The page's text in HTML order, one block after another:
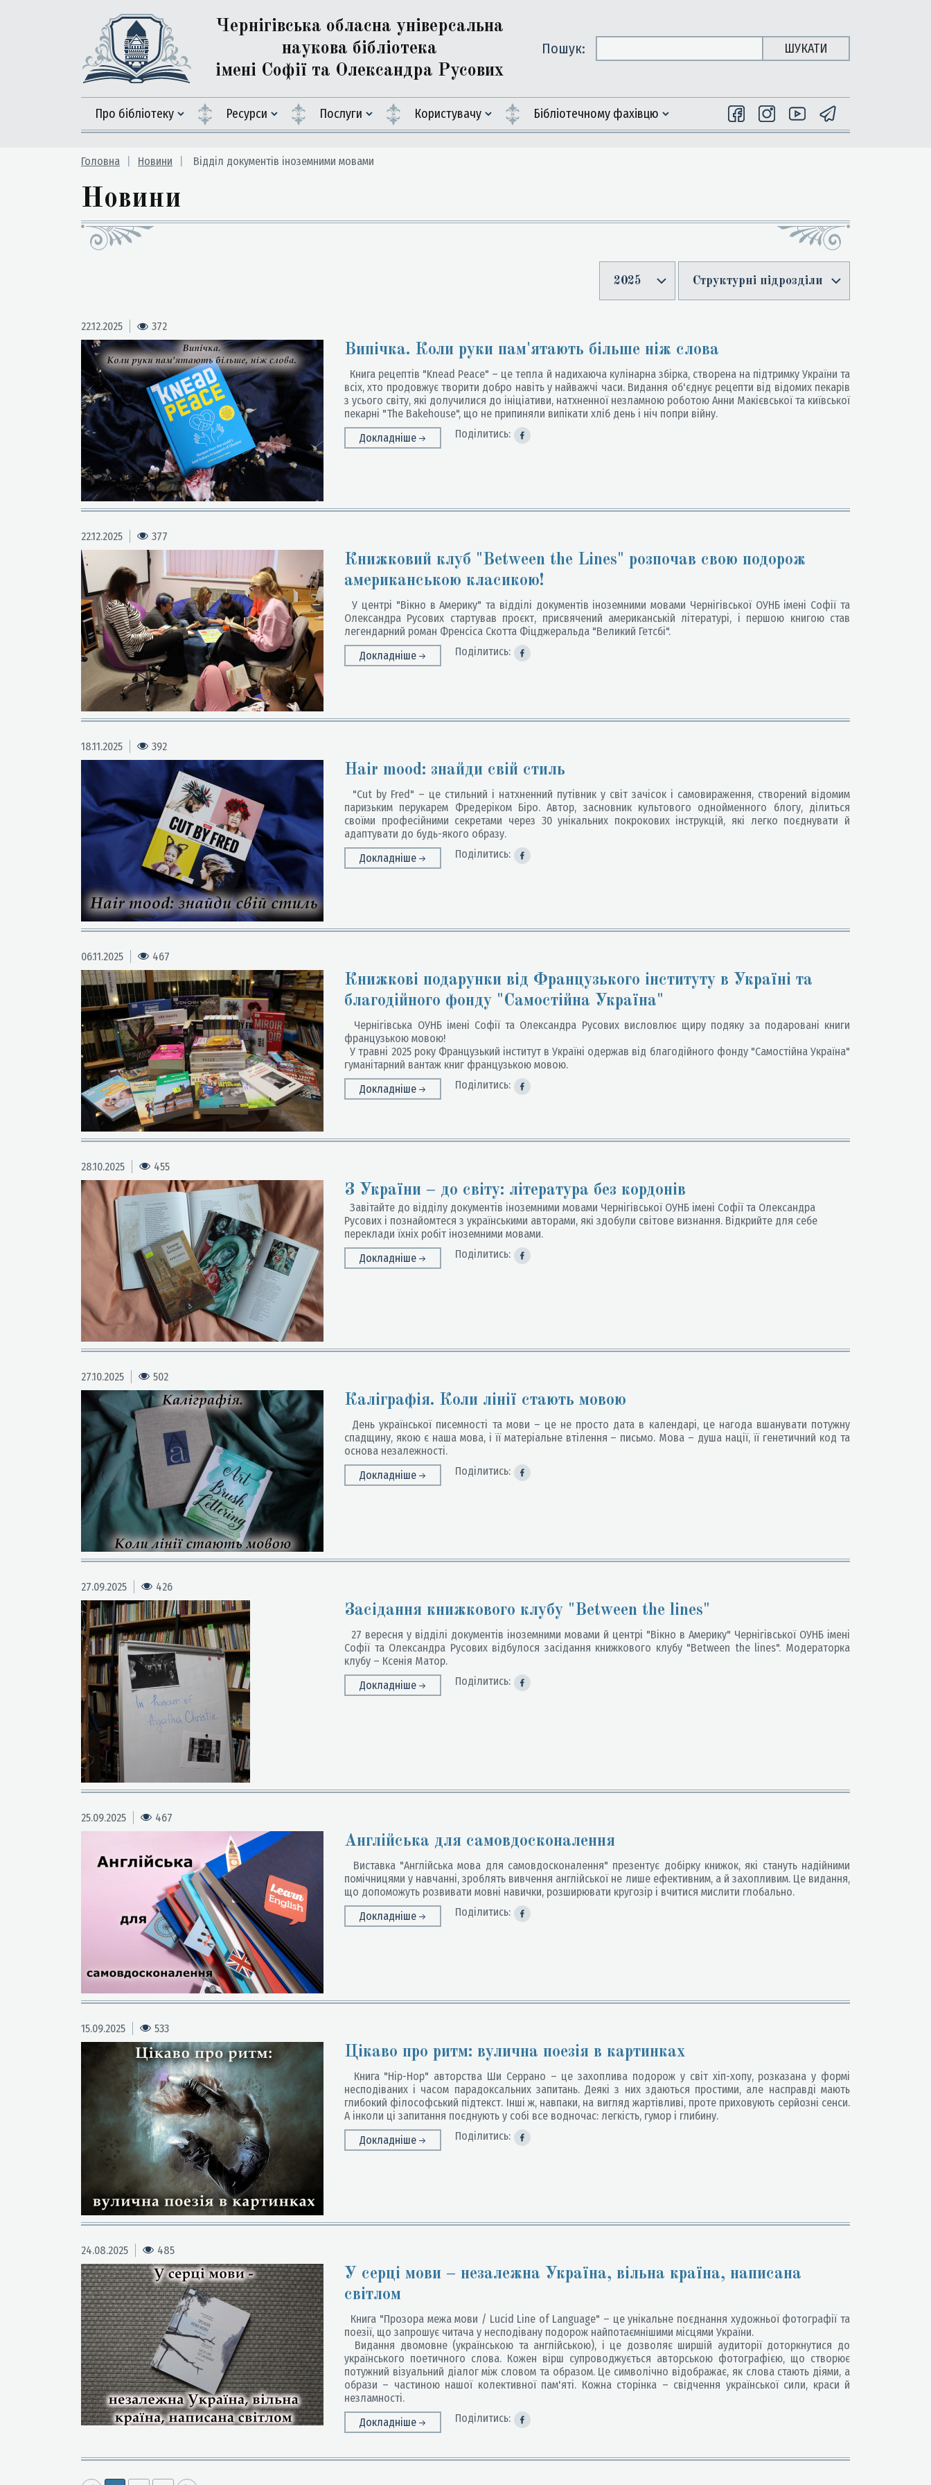
Чернігівська обласна універсальна
наукова бібліотека
імені Софії та Олександра Русових
Пошук: ШУКАТИ
Про бібліотеку Ресурси Послуги Користувачу Бiблiотечному фахiвцю
Головна Новини Відділ документів іноземними мовами
Новини
2025 Структурні підрозділи
22.12.2025 372
Випічка. Коли руки пам'ятають більше ніж слова
Книга рецептів "Knead Peace" – це тепла й надихаюча кулінарна збірка, створена на підтримку України та
всіх, хто продовжує творити добро навіть у найважчі часи. Видання об'єднує рецепти від відомих пекарів
з усього світу, які долучилися до ініціативи, натхненної незламною роботою Анни Макієвської та київської
пекарні "The Bakehouse", що не припиняли випікати хліб день і ніч попри війну.
Докладніше
Поділитись:
22.12.2025 377
Книжковий клуб "Between the Lines" розпочав свою подорож
американською класикою!
У центрі "Вікно в Америку" та відділі документів іноземними мовами Чернігівської ОУНБ імені Софії та
Олександра Русових стартував проєкт, присвячений американській літературі, і першою книгою став
легендарний роман Френсіса Скотта Фіцджеральда "Великий Гетсбі".
Докладніше
Поділитись:
18.11.2025 392
Hair mood: знайди свій стиль
"Cut by Fred" – це стильний і натхненний путівник у світ зачісок і самовираження, створений відомим
паризьким перукарем Фредеріком Біро. Автор, засновник культового однойменного блогу, ділиться
своїми професійними секретами через 30 унікальних покрокових інструкцій, які легко поєднувати й
адаптувати до будь-якого образу.
Докладніше
Поділитись:
06.11.2025 467
Книжкові подарунки від Французького інституту в Україні та
благодійного фонду "Самостійна Україна"
Чернігівська ОУНБ імені Софії та Олександра Русових висловлює щиру подяку за подаровані книги
французькою мовою!
У травні 2025 року Французький інститут в Україні одержав від благодійного фонду "Самостійна Україна"
гуманітарний вантаж книг французькою мовою.
Докладніше
Поділитись:
28.10.2025 455
З України – до світу: література без кордонів
Завітайте до відділу документів іноземними мовами Чернігівської ОУНБ імені Софії та Олександра
Русових і познайомтеся з українськими авторами, які здобули світове визнання. Відкрийте для себе
переклади їхніх робіт іноземними мовами.
Докладніше
Поділитись:
27.10.2025 502
Каліграфія. Коли лінії стають мовою
День української писемності та мови – це не просто дата в календарі, це нагода вшанувати потужну
спадщину, якою є наша мова, і її матеріальне втілення – письмо. Мова – душа нації, її генетичний код та
основа незалежності.
Докладніше
Поділитись:
27.09.2025 426
Засідання книжкового клубу "Between the lines"
27 вересня у відділі документів іноземними мовами й центрі "Вікно в Америку" Чернігівської ОУНБ імені
Софії та Олександра Русових відбулося засідання книжкового клубу "Between the lines". Модераторка
клубу – Ксенія Матор.
Докладніше
Поділитись:
25.09.2025 467
Англійська для самовдосконалення
Виставка "Англійська мова для самовдосконалення" презентує добірку книжок, які стануть надійними
помічницями у навчанні, зроблять вивчення англійської не лише ефективним, а й захопливим. Це видання,
що допоможуть розвивати мовні навички, розширювати кругозір і вчитися мислити глобально.
Докладніше
Поділитись:
15.09.2025 533
Цікаво про ритм: вулична поезія в картинках
Книга "Hip-Hop" авторства Ши Серрано – це захоплива подорож у світ хіп-хопу, розказана у формі
несподіваних і часом парадоксальних запитань. Деякі з них здаються простими, але насправді мають
глибокий філософський підтекст. Інші ж, навпаки, на вигляд жартівливі, проте приховують серйозні сенси.
А інколи ці запитання поєднують у собі все водночас: легкість, гумор і глибину.
Докладніше
Поділитись:
24.08.2025 485
У серці мови – незалежна Україна, вільна країна, написана
світлом
Книга "Прозора межа мови / Lucid Line of Language" – це унікальне поєднання художньої фотографії та
поезії, що запрошує читача у несподівану подорож найпотаємнішими місцями України.
Видання двомовне (українською та англійською), і це дозволяє ширшій аудиторії доторкнутися до
українського поетичного слова. Кожен вірш супроводжується авторською фотографією, що створює
потужний візуальний діалог між словом та образом. Це символічно відображає, як слова стають діями, а
образи – частиною нашої колективної пам'яті. Кожна сторінка – свідчення української сили, краси й
незламності.
Докладніше
Поділитись: